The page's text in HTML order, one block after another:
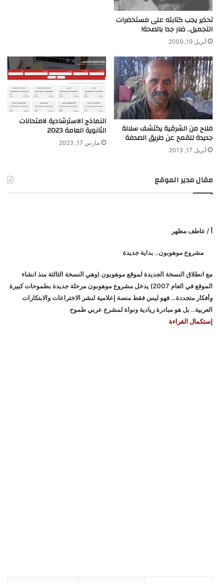
تحذير يجب كتابته على مستحضرات
التجميل.. ضار جدا بالصحة!
أبريل 19, 2009
فلاح من الشرقية يكتشف سلالة
جديدة للقمح عن طريق الصدفة
أبريل 17, 2013
النماذج الاسترشادية لامتحانات
الثانوية العامة 2023
مارس 17, 2023
مقال مدير الموقع
أ / عاطف مظهر
مشروع موهوبون.. بداية جديدة
مع انطلاق النسخة الجديدة لموقع موهوبون (وهي النسخة الثالثة منذ انشاء
الموقع في العام 2007) يدخل مشروع موهوبون مرحلة جديدة بطموحات كبيرة
وأفكار متجددة… فهو ليس فقط منصة إعلامية لنشر الاختراعات والابتكارات
العربية.. بل هو مبادرة ريادية ونواة لمشرع عربي طموح
إستكمال القراءة